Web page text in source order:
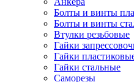
Болты и винты
Болты и винты
Втулки резьбовые
Гайки
Гайки
Гайки стальные
Саморезы